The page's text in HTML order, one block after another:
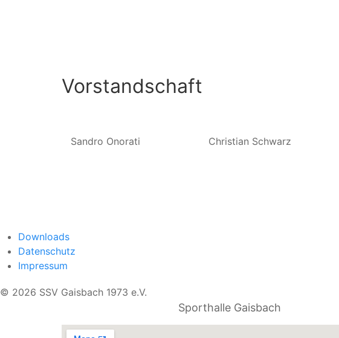
Vorstandschaft
Sandro Onorati Christian Schwarz
Downloads
Datenschutz
Impressum
© 2026 SSV Gaisbach 1973 e.V.
Sporthalle Gaisbach